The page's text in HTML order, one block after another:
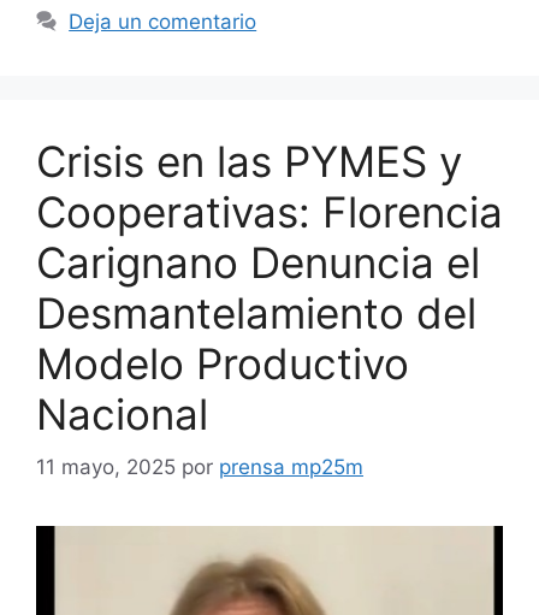
Deja un comentario
Crisis en las PYMES y
Cooperativas: Florencia
Carignano Denuncia el
Desmantelamiento del
Modelo Productivo
Nacional
11 mayo, 2025 por prensa mp25m